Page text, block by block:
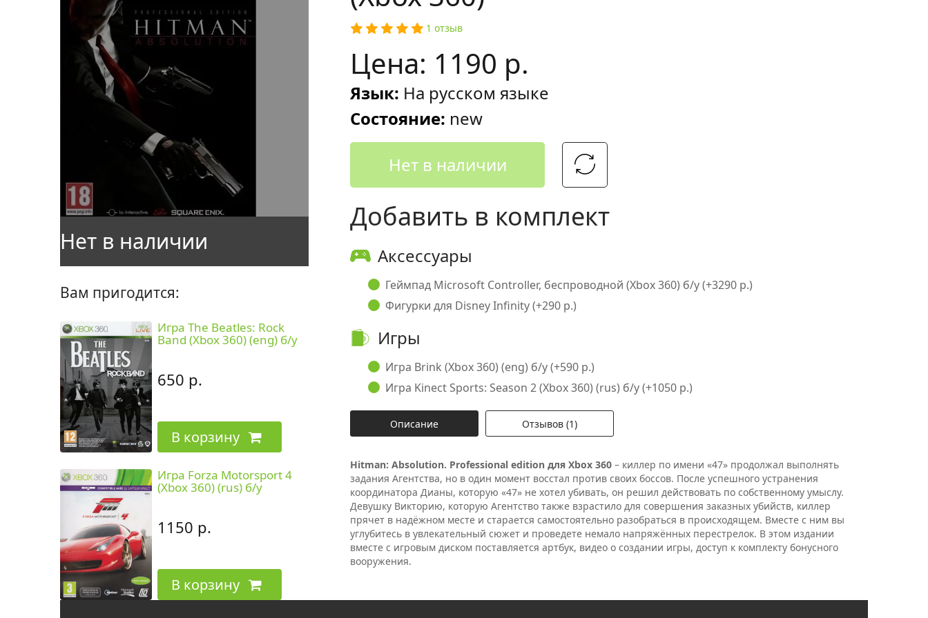
Вам пригодится:
Игра The Beatles: Rock
Band (Xbox 360) (eng) б/у
650 р.
В корзину
Игра Forza Motorsport 4
(Xbox 360) (rus) б/у
1150 р.
В корзину
1 отзыв
Цена: 1190 р.
Язык: На русском языке
Состояние: new
Нет в наличии
Добавить в комплект
Аксессуары
Геймпад Microsoft Controller, беспроводной (Xbox 360) б/у (+3290 р.)
Фигурки для Disney Infinity (+290 р.)
Игры
Игра Brink (Xbox 360) (eng) б/у (+590 р.)
Игра Kinect Sports: Season 2 (Xbox 360) (rus) б/у (+1050 р.)
Описание Отзывов (1)
Hitman: Absolution. Professional edition для Xbox 360 – киллер по имени «47» продолжал выполнять
задания Агентства, но в один момент восстал против своих боссов. После успешного устранения
координатора Дианы, которую «47» не хотел убивать, он решил действовать по собственному умыслу.
Девушку Викторию, которую Агентство также взрастило для совершения заказных убийств, киллер
прячет в надёжном месте и старается самостоятельно разобраться в происходящем. Вместе с ним вы
углубитесь в увлекательный сюжет и проведете немало напряжённых перестрелок. В этом издании
вместе с игровым диском поставляется артбук, видео о создании игры, доступ к комплекту бонусного
вооружения.